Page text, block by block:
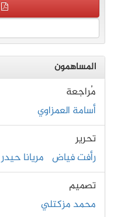
المساهمون
مُراجعة
أسامة العمزاوي
تحرير
رأفت فياض مريانا حيدر
تصميم
محمد مزكتلي